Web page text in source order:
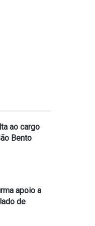
ao cargo
Bento
apoio a
de